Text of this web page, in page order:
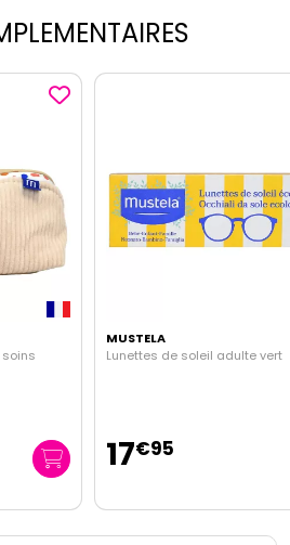
MUSTELA
Lunettes de soleil adulte vert
17€95